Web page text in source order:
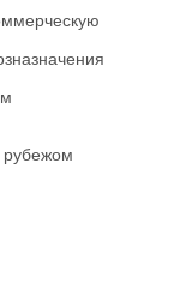
рубежом